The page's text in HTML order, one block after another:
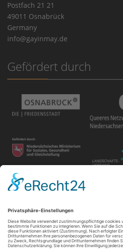
Postfach 21 21
49011 Osnabrück
Germany
info@gayinmay.de
Gefördert durch
Disclaimer
Der Gay in May e.V. bietet